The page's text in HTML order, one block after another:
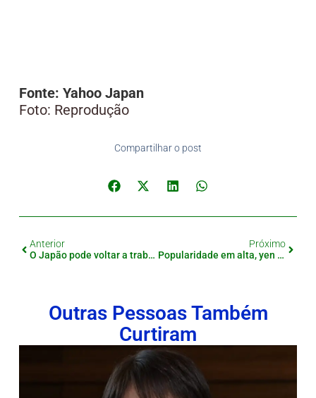
Fonte: Yahoo Japan
Foto: Reprodução
Compartilhar o post
Anterior
O Japão pode voltar a trabalhar (ainda) mais? A nova polêmica do governo Takaichi
Próximo
Popularidade em alta, yen em queda: o dilema do governo Takaichi
Outras Pessoas Também
Curtiram